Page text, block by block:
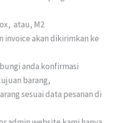
atau, M2
akan dikirimkan ke
anda konfirmasi
barang,
sesuai data pesanan di